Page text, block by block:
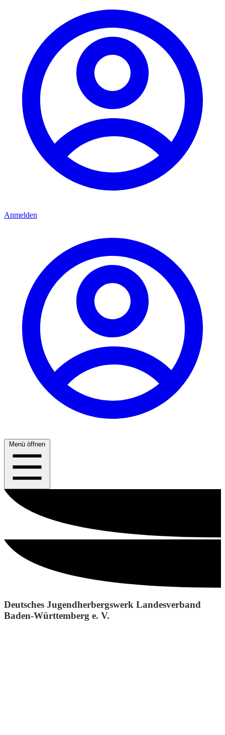
Anmelden
Menü öffnen
Deutsches Jugendherbergswerk Landesverband
Baden-Württemberg e. V.